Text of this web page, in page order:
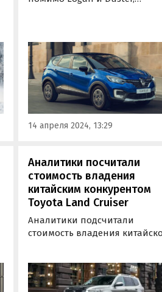
есть и другие модели, на
покупку которых стоит
обратить внимание.
14 апреля 2024, 13:29
Аналитики посчитали
стоимость владения
китайским конкурентом
Toyota Land Cruiser
Аналитики подсчитали
стоимость владения
премиальном внедорожнике
Tank 500, продажи которого